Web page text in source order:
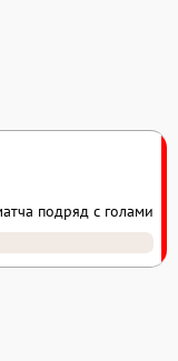
подряд с голами